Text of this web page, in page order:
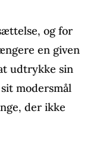
og for
en given
udtrykke sin
modersmål
der ikke